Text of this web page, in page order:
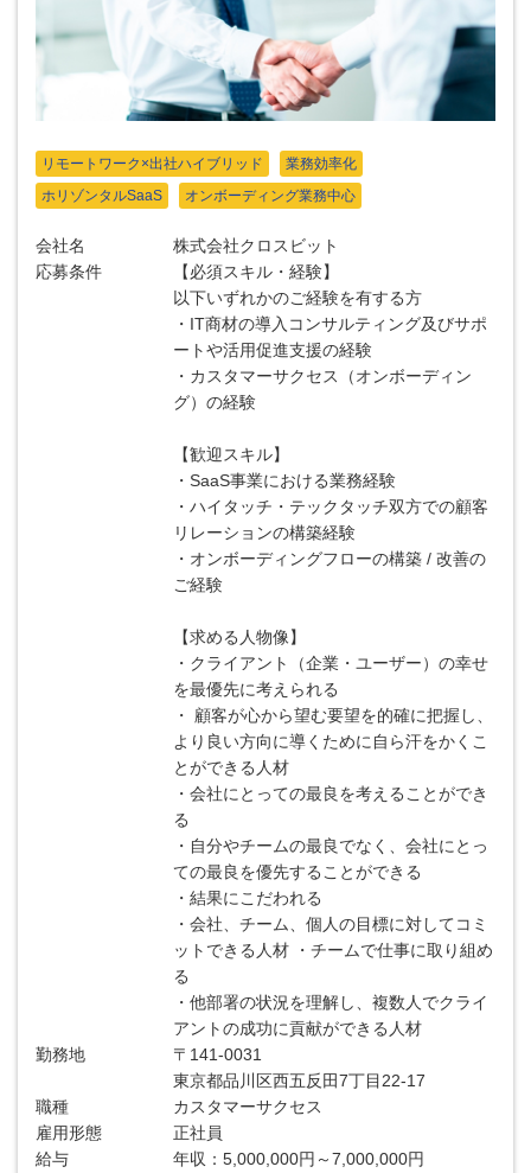
リモートワーク×出社ハイブリッド
業務効率化
ホリゾンタルSaaS
オンボーディング業務中心
会社名
株式会社クロスビット
応募条件
【必須スキル・経験】
以下いずれかのご経験を有する方
・IT商材の導入コンサルティング及びサポ
ートや活用促進支援の経験
・カスタマーサクセス（オンボーディン
グ）の経験
【歓迎スキル】
・SaaS事業における業務経験
・ハイタッチ・テックタッチ双方での顧客
リレーションの構築経験
・オンボーディングフローの構築 / 改善の
ご経験
【求める人物像】
・クライアント（企業・ユーザー）の幸せ
を最優先に考えられる
・ 顧客が心から望む要望を的確に把握し、
より良い方向に導くために自ら汗をかくこ
とができる人材
・会社にとっての最良を考えることができ
る
・自分やチームの最良でなく、会社にとっ
ての最良を優先することができる
・結果にこだわれる
・会社、チーム、個人の目標に対してコミ
ットできる人材 ・チームで仕事に取り組め
る
・他部署の状況を理解し、複数人でクライ
アントの成功に貢献ができる人材
勤務地
〒141-0031
東京都品川区西五反田7丁目22-17
職種
カスタマーサクセス
雇用形態
正社員
給与
年収：5,000,000円～7,000,000円